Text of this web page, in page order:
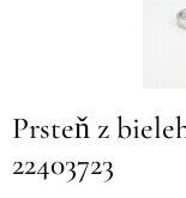
Prsteň z
22403723